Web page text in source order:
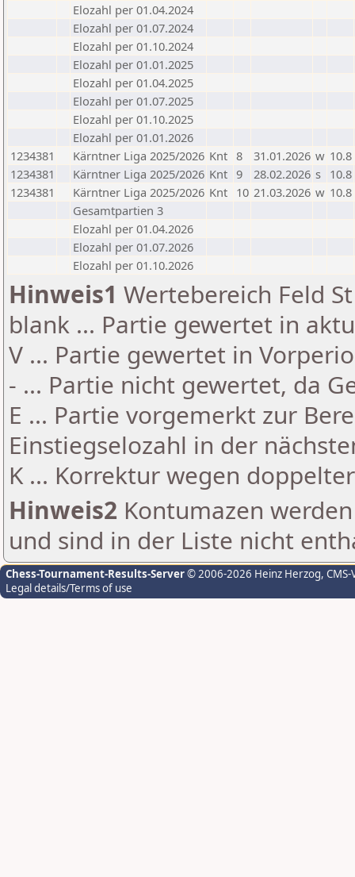
Elozahl per 01.04.2024
Elozahl per 01.07.2024
Elozahl per 01.10.2024
Elozahl per 01.01.2025
Elozahl per 01.04.2025
Elozahl per 01.07.2025
Elozahl per 01.10.2025
Elozahl per 01.01.2026
1234381
Kärntner Liga 2025/2026 Knt 8 31.01.2026 w 10.8
1234381
Kärntner Liga 2025/2026 Knt 9 28.02.2026 s 10.8
1234381
Kärntner Liga 2025/2026 Knt 10 21.03.2026 w 10.8
Gesamtpartien 3
Elozahl per 01.04.2026
Elozahl per 01.07.2026
Elozahl per 01.10.2026
Hinweis1 Wertebereich Feld
blank ... Partie gewertet in
V ... Partie gewertet in
- ... Partie nicht gewertet, da
E ... Partie vorgemerkt zur
Einstiegselozahl in der
K ... Korrektur wegen
Hinweis2 Kontumazen
und sind in der Liste nicht
Chess-Tournament-Results-Server© 2006-2026 Heinz Herzog,
Legal details/Terms of use